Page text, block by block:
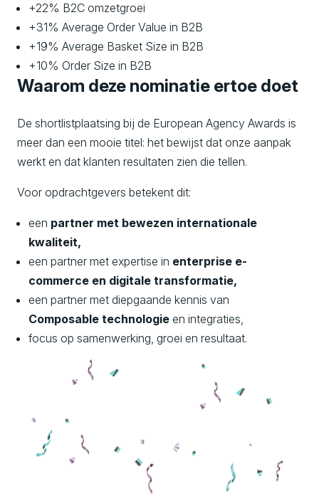
+22% B2C omzetgroei
+31% Average Order Value in B2B
+19% Average Basket Size in B2B
+10% Order Size in B2B
Waarom deze nominatie ertoe doet
De shortlistplaatsing bij de European Agency Awards is
meer dan een mooie titel: het bewijst dat onze aanpak
werkt en dat klanten resultaten zien die tellen.
Voor opdrachtgevers betekent dit:
een partner met bewezen internationale
kwaliteit,
een partner met expertise in enterprise e-
commerce en digitale transformatie,
een partner met diepgaande kennis van
Composable technologie en integraties,
focus op samenwerking, groei en resultaat.